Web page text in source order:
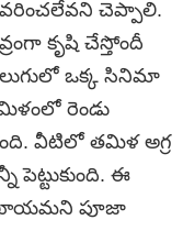
చెప్పాలి.
కృషి చేస్తోందీ
ఒక్క సినిమా
రెండు
వీటిలో తమిళ అగ్ర
ఈ
ఖాయమని పూజా